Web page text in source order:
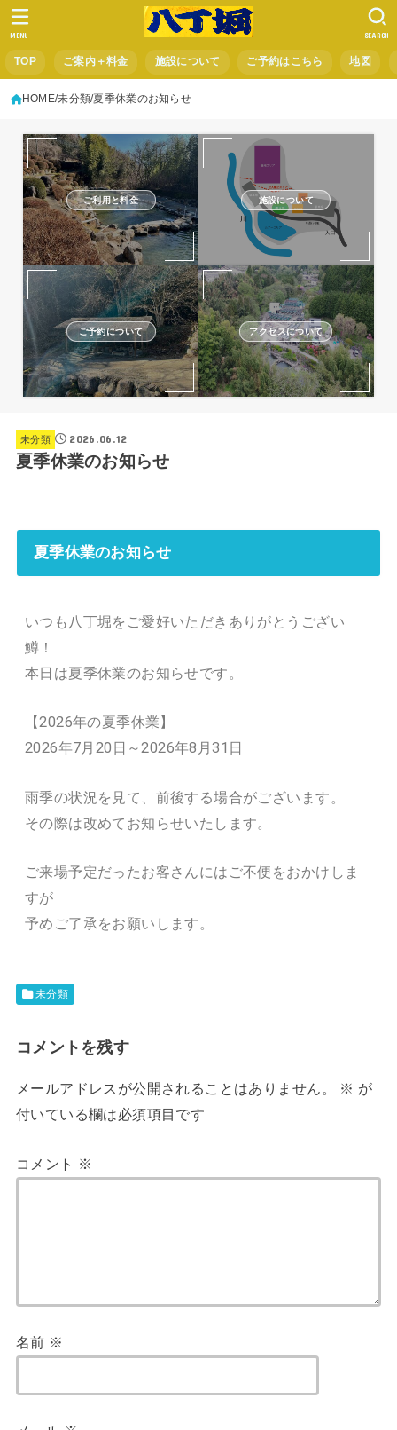
TOP ご案内＋料金 施設について ご予約はこちら 地図
SEARCH
MENU
HOME 未分類 夏季休業のお知らせ
ご利用と料金 施設について
ご予約について アクセスについて
未分類 2026.06.12
夏季休業のお知らせ
夏季休業のお知らせ
いつも八丁堀をご愛好いただきありがとうござい
鱒！
本日は夏季休業のお知らせです。
【2026年の夏季休業】
2026年7月20日～2026年8月31日
雨季の状況を見て、前後する場合がございます。
その際は改めてお知らせいたします。
ご来場予定だったお客さんにはご不便をおかけしま
すが
予めご了承をお願いします。
未分類
コメントを残す
メールアドレスが公開されることはありません。 ※ が
付いている欄は必須項目です
コメント ※
名前 ※